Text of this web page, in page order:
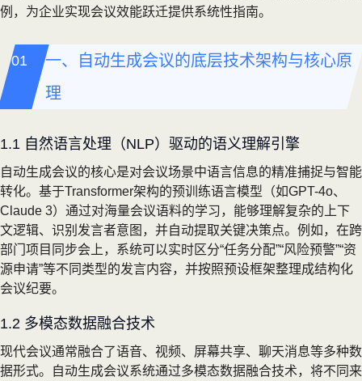
例，为企业实现会议效能跃迁提供系统性指南。
一、自动生成会议的底层技术架构与核心原
理
1.1 自然语言处理（NLP）驱动的语义理解引擎
自动生成会议的核心是对会议场景中语言信息的精准捕捉与智能
转化。基于Transformer架构的预训练语言模型（如GPT-4o、
Claude 3）通过对海量会议语料的学习，能够理解复杂的上下
文逻辑、识别发言者意图，并自动提取关键决策点。例如，在跨
部门项目同步会上，系统可以实时区分“任务分配”“风险预警”“资
源申请”等不同类型的发言内容，并按照预设框架整理成结构化
会议纪要。
1.2 多模态数据融合技术
现代会议通常融合了语音、视频、屏幕共享、聊天消息等多种数
据形式。自动生成会议系统通过多模态数据融合技术，将不同来